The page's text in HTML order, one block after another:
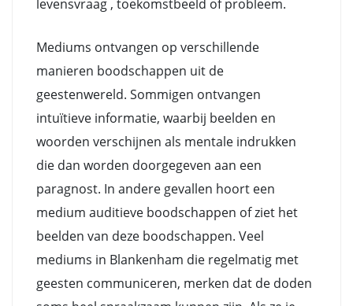
levensvraag , toekomstbeeld of probleem.
Mediums ontvangen op verschillende
manieren boodschappen uit de
geestenwereld. Sommigen ontvangen
intuïtieve informatie, waarbij beelden en
woorden verschijnen als mentale indrukken
die dan worden doorgegeven aan een
paragnost. In andere gevallen hoort een
medium auditieve boodschappen of ziet het
beelden van deze boodschappen. Veel
mediums in Blankenham die regelmatig met
geesten communiceren, merken dat de doden